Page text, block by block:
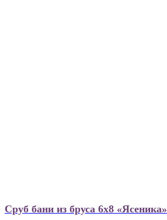
Сруб бани из бруса 6х8 «Ясеника»